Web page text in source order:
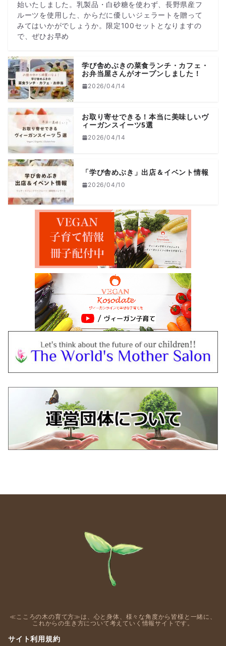
始いたしました。乳製品・白砂糖を使わず、長野県産フ
ルーツを使用した、からだに優しいジェラートを贈って
みてはいかがでしょうか。限定100セットとなりますの
で、ぜひお早め
学び舎めぶきの菜食ランチ・カフェ・
お弁当屋さんがオープンしました！
2026/04/14
お取り寄せできる！本当に美味しいヴ
ィーガンスイーツ5選
2026/04/14
「学び舎めぶき」出店＆イベント情報
2026/04/10
≪こころの木の育て方≫は、心と身体、様々な角度から皆様と一緒に、
これからの生き方について考えていく情報サイトです。
サイト利用規約